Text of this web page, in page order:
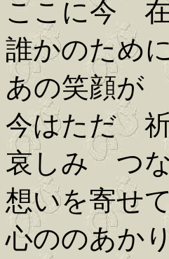
ここに今
誰かのため
あの笑顔が
今はただ
哀しみ つ
想いを寄せて
心ののあか